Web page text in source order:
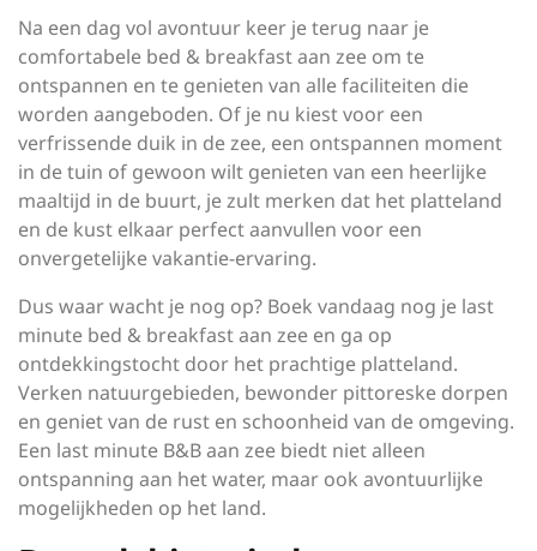
Na een dag vol avontuur keer je terug naar je
comfortabele bed & breakfast aan zee om te
ontspannen en te genieten van alle faciliteiten die
worden aangeboden. Of je nu kiest voor een
verfrissende duik in de zee, een ontspannen moment
in de tuin of gewoon wilt genieten van een heerlijke
maaltijd in de buurt, je zult merken dat het platteland
en de kust elkaar perfect aanvullen voor een
onvergetelijke vakantie-ervaring.
Dus waar wacht je nog op? Boek vandaag nog je last
minute bed & breakfast aan zee en ga op
ontdekkingstocht door het prachtige platteland.
Verken natuurgebieden, bewonder pittoreske dorpen
en geniet van de rust en schoonheid van de omgeving.
Een last minute B&B aan zee biedt niet alleen
ontspanning aan het water, maar ook avontuurlijke
mogelijkheden op het land.